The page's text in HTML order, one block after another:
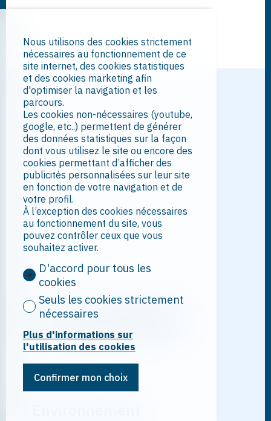
Commodités
Nous utilisons des cookies strictement
nécessaires au fonctionnement de ce
site internet, des cookies statistiques
et des cookies marketing afin
d'optimiser la navigation et les
parcours.
Les cookies non-nécessaires (youtube,
google, etc..) permettent de générer
des données statistiques sur la façon
dont vous utilisez le site ou encore des
cookies permettant d’afficher des
publicités personnalisées sur leur site
en fonction de votre navigation et de
votre profil.
À l’exception des cookies nécessaires
au fonctionnement du site, vous
pouvez contrôler ceux que vous
souhaitez activer.
D'accord pour tous les
cookies
Seuls les cookies strictement
nécessaires
Plus d'informations sur
l'utilisation des cookies
Confirmer mon choix